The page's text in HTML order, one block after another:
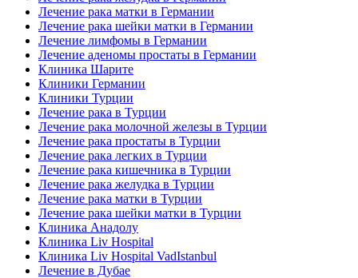
Лечение рака матки в Германии
Лечение рака шейки матки в Германии
Лечение лимфомы в Германии
Лечение аденомы простаты в Германии
Клиника Шарите
Клиники Германии
Клиники Турции
Лечение рака в Турции
Лечение рака молочной железы в Турции
Лечение рака простаты в Турции
Лечение рака легких в Турции
Лечение рака кишечника в Турции
Лечение рака желудка в Турции
Лечение рака матки в Турции
Лечение рака шейки матки в Турции
Клиника Анадолу
Клиника Liv Hospital
Клиника Liv Hospital VadIstanbul
Лечение в Дубае